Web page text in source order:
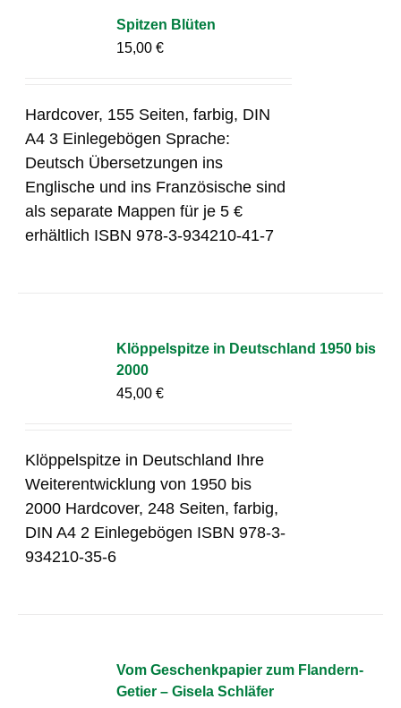
Spitzen Blüten
15,00€
Hardcover, 155 Seiten, farbig, DIN
A4 3 Einlegebögen Sprache:
Deutsch Übersetzungen ins
Englische und ins Französische sind
als separate Mappen für je 5 €
erhältlich ISBN 978-3-934210-41-7
Klöppelspitze in Deutschland 1950 bis
2000
45,00€
Klöppelspitze in Deutschland Ihre
Weiterentwicklung von 1950 bis
2000 Hardcover, 248 Seiten, farbig,
DIN A4 2 Einlegebögen ISBN 978-3-
934210-35-6
Vom Geschenkpapier zum Flandern-
Getier – Gisela Schläfer